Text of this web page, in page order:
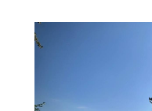
священному сані.
особливі молитви за